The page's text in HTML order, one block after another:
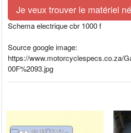
Je veux trouver le matériel
Schema electrique cbr 1000 f
Source google image:
https://www.motorcyclespecs.co.za/
00F%2093.jpg